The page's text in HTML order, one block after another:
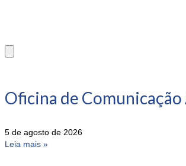
Oficina de
5 de agosto de 2026
Leia mais »